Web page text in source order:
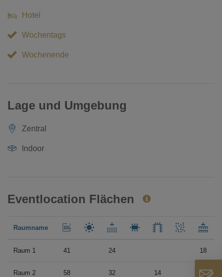
Hotel
Wochentags
Wochenende
Lage und Umgebung
Zentral
Indoor
Eventlocation Flächen
Raumname
Raum 1 41 24 18
Raum 2 58 32 14 24